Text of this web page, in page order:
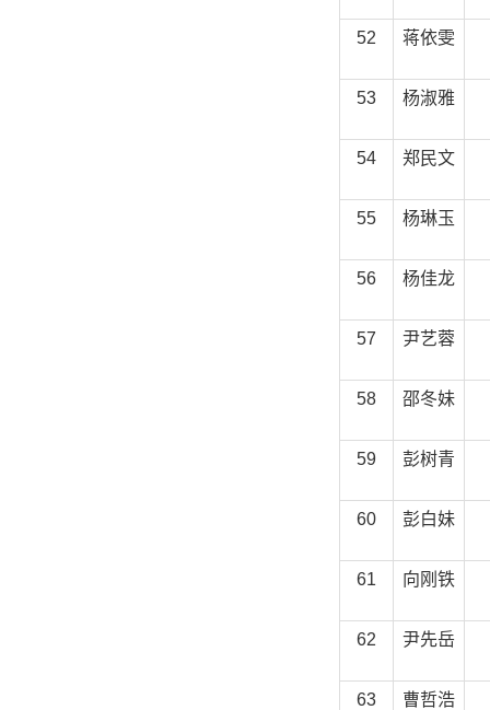
52 蒋依雯
53 杨淑雅
54 郑民文
55 杨琳玉
56 杨佳龙
57 尹艺蓉
58 邵冬妹
59 彭树青
60 彭白妹
61 向刚铁
62 尹先岳
63 曹哲浩